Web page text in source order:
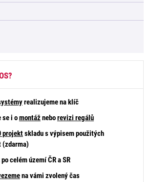
realizujeme na klíč
se i omontážneborevizi regálů
projektskladu s výpisem použitých
(zdarma)
celém území ČR a SR
na vámi zvolený čas